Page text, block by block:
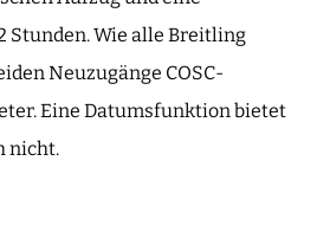
Stunden. Wie alle Breitling
Neuzugänge COSC-
Eine Datumsfunktion bietet
nicht.